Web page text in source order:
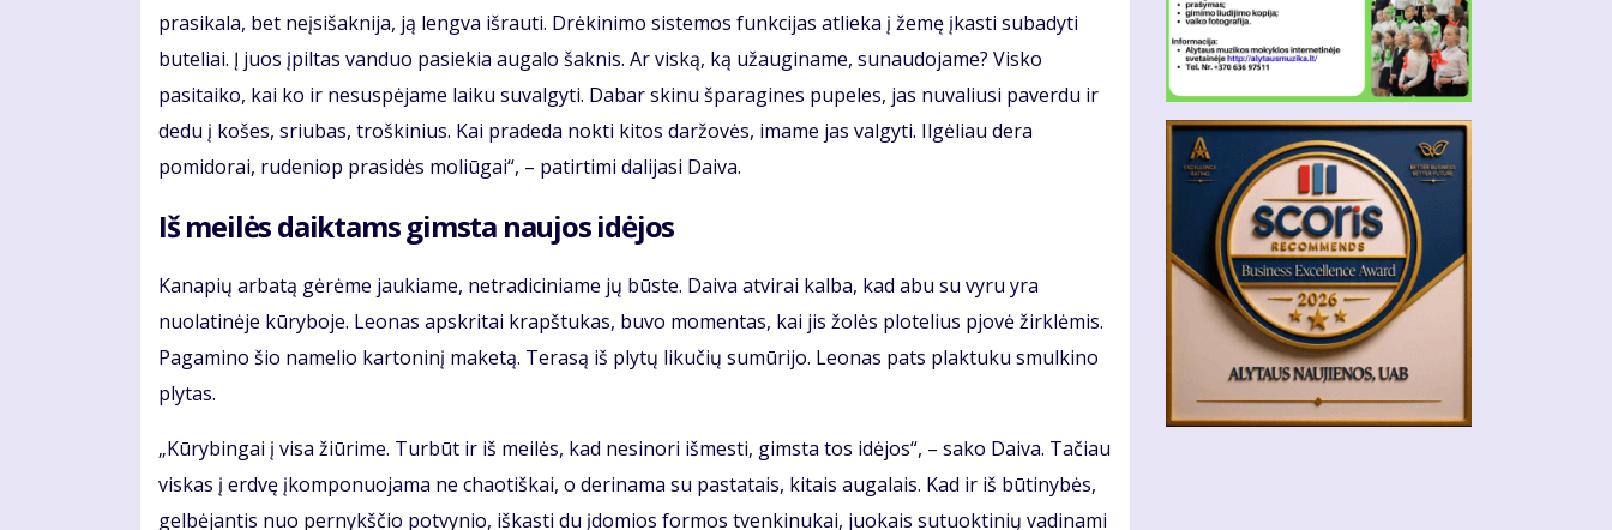
prasikala, bet neįsišaknija, ją lengva išrauti. Drėkinimo sistemos funkcijas atlieka į žemę įkasti subadyti
buteliai. Į juos įpiltas vanduo pasiekia augalo šaknis. Ar viską, ką užauginame, sunaudojame? Visko
pasitaiko, kai ko ir nesuspėjame laiku suvalgyti. Dabar skinu šparagines pupeles, jas nuvaliusi paverdu ir
dedu į košes, sriubas, troškinius. Kai pradeda nokti kitos daržovės, imame jas valgyti. Ilgėliau dera
pomidorai, rudeniop prasidės moliūgai“, – patirtimi dalijasi Daiva.
Iš meilės daiktams gimsta naujos idėjos
Kanapių arbatą gėrėme jaukiame, netradiciniame jų būste. Daiva atvirai kalba, kad abu su vyru yra
nuolatinėje kūryboje. Leonas apskritai krapštukas, buvo momentas, kai jis žolės plotelius pjovė žirklėmis.
Pagamino šio namelio kartoninį maketą. Terasą iš plytų likučių sumūrijo. Leonas pats plaktuku smulkino
plytas.
„Kūrybingai į visa žiūrime. Turbūt ir iš meilės, kad nesinori išmesti, gimsta tos idėjos“, – sako Daiva. Tačiau
viskas į erdvę įkomponuojama ne chaotiškai, o derinama su pastatais, kitais augalais. Kad ir iš būtinybės,
gelbėjantis nuo pernykščio potvynio, iškasti du įdomios formos tvenkinukai, juokais sutuoktinių vadinami